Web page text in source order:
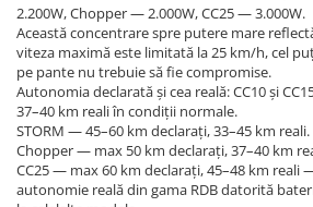
2.200W, Chopper — 2.000W, CC25 — 3.000W.
Această concentrare spre putere mare
viteza maximă este limitată la 25 km/h, cel
pe pante nu trebuie să fie compromise.
Autonomia declarată și cea reală: CC10 și
37–40 km reali în condiții normale.
STORM — 45–60 km declarați, 33–45 km reali.
Chopper — max 50 km declarați, 37–40 km
CC25 — max 60 km declarați, 45–48 km reali
autonomie reală din gama RDB datorită